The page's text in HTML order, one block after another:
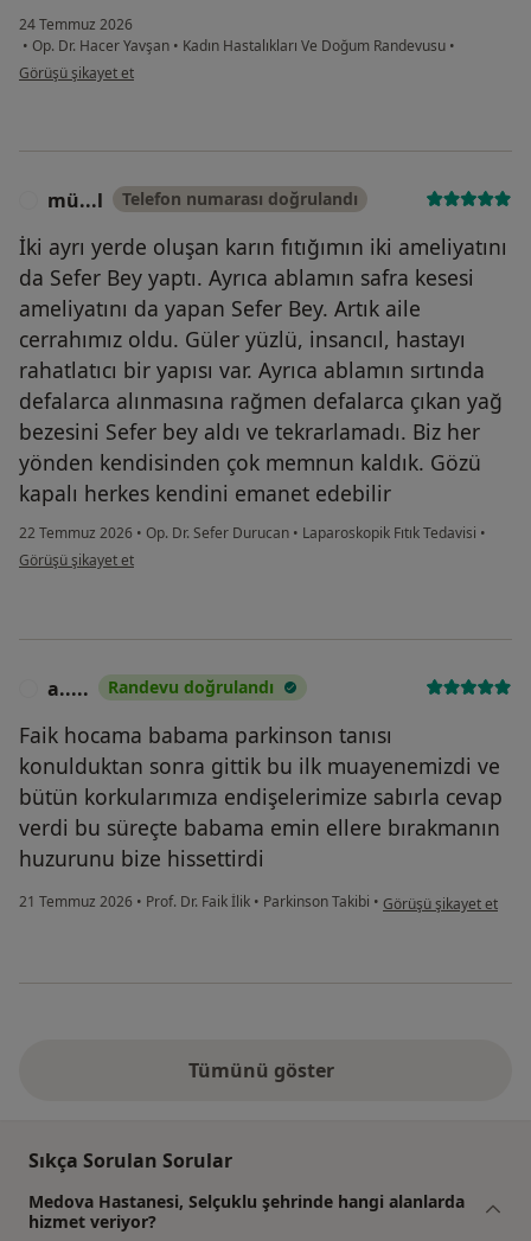
24 Temmuz 2026
• Op. Dr. Hacer Yavşan • Kadın Hastalıkları Ve Doğum Randevusu •
kullanıcının görüşüne göre ha...u
Görüşü şikayet et
mü...l Telefon numarası doğrulandı
İki ayrı yerde oluşan karın fıtığımın iki ameliyatını
da Sefer Bey yaptı. Ayrıca ablamın safra kesesi
ameliyatını da yapan Sefer Bey. Artık aile
cerrahımız oldu. Güler yüzlü, insancıl, hastayı
rahatlatıcı bir yapısı var. Ayrıca ablamın sırtında
defalarca alınmasına rağmen defalarca çıkan yağ
bezesini Sefer bey aldı ve tekrarlamadı. Biz her
yönden kendisinden çok memnun kaldık. Gözü
kapalı herkes kendini emanet edebilir
22 Temmuz 2026 • Op. Dr. Sefer Durucan • Laparoskopik Fıtık Tedavisi •
kullanıcının görüşüne göre mü...l
Görüşü şikayet et
a..... Randevu doğrulandı
Faik hocama babama parkinson tanısı
konulduktan sonra gittik bu ilk muayenemizdi ve
bütün korkularımıza endişelerimize sabırla cevap
verdi bu süreçte babama emin ellere bırakmanın
huzurunu bize hissettirdi
21 Temmuz 2026 • Prof. Dr. Faik İlik • Parkinson Takibi • kullanıcının görüşüne
Görüşü şikayet et
Tümünü göster
Sıkça Sorulan Sorular
Medova Hastanesi, Selçuklu şehrinde hangi alanlarda
hizmet veriyor?